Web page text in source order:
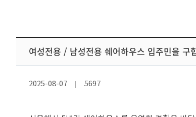
여성전용 / 남성전용 쉐어하우스 입주민을 구
2025-08-07 5697